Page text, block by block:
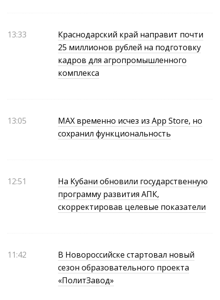
13:33
Краснодарский край направит почти
25 миллионов рублей на подготовку
кадров для агропромышленного
комплекса
13:05
МАХ временно исчез из App Store, но
сохранил функциональность
12:51
На Кубани обновили государственную
программу развития АПК,
скорректировав целевые показатели
11:42
В Новороссийске стартовал новый
сезон образовательного проекта
«ПолитЗавод»